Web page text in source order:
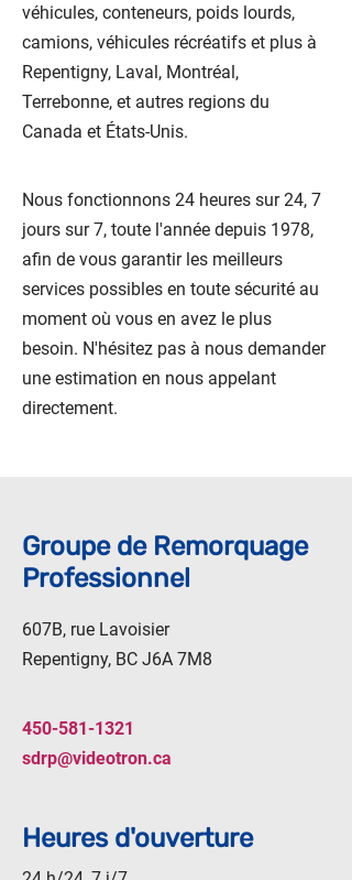
véhicules, conteneurs, poids lourds,
camions, véhicules récréatifs et plus à
Repentigny, Laval, Montréal,
Terrebonne, et autres regions du
Canada et États-Unis.
Nous fonctionnons 24 heures sur 24, 7
jours sur 7, toute l'année depuis 1978,
afin de vous garantir les meilleurs
services possibles en toute sécurité au
moment où vous en avez le plus
besoin. N'hésitez pas à nous demander
une estimation en nous appelant
directement.
Groupe de Remorquage
Professionnel
607B, rue Lavoisier
Repentigny, BC J6A 7M8
450-581-1321
sdrp@videotron.ca
Heures d'ouverture